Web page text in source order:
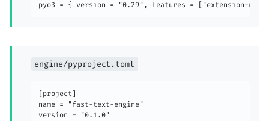
pyo3 = { version = "0.29", features = ["extension-
engine/pyproject.toml
[project]
name = "fast-text-engine"
version = "0.1.0"